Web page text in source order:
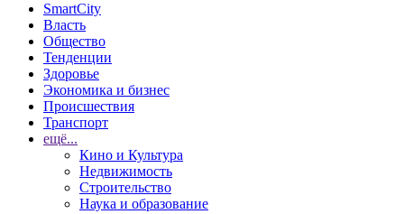
SmartCity
Власть
Общество
Тенденции
Здоровье
Экономика и бизнес
Происшествия
Транспорт
ещё...
Кино и Культура
Недвижимость
Строительство
Наука и образование